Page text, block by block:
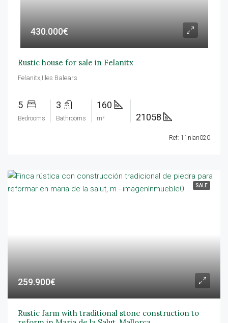
430.000€
Rustic house for sale in Felanitx
Felanitx,Illes Balears
5
Bedrooms
3
Bathrooms
160
m² 21058
Ref: 11nian020
SALE
259.900€
Rustic farm with traditional stone construction to